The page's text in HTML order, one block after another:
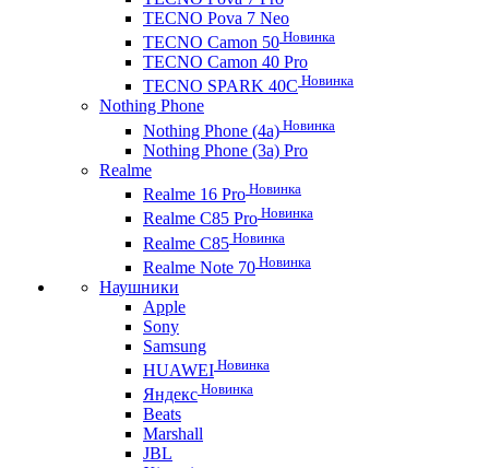
TECNO Pova 7 Neo
TECNO Camon 50 Новинка
TECNO Camon 40 Pro
TECNO SPARK 40C Новинка
Nothing Phone
Nothing Phone (4a) Новинка
Nothing Phone (3a) Pro
Realme
Realme 16 Pro Новинка
Realme C85 Pro Новинка
Realme C85 Новинка
Realme Note 70 Новинка
Наушники
Apple
Sony
Samsung
HUAWEI Новинка
Яндекс Новинка
Beats
Marshall
JBL